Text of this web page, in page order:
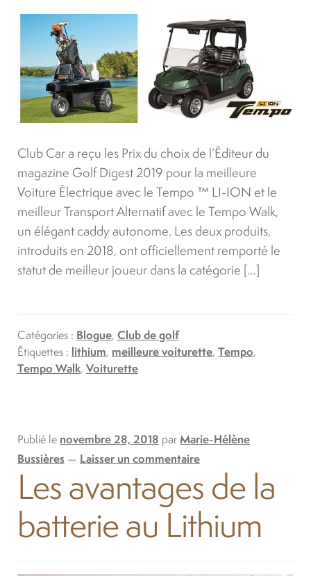
Quadriporteurs
English
Club Car a reçu les Prix du choix de l’Éditeur du
magazine Golf Digest 2019 pour la meilleure
Voiture Électrique avec le Tempo ™ LI-ION et le
meilleur Transport Alternatif avec le Tempo Walk,
un élégant caddy autonome. Les deux produits,
introduits en 2018, ont officiellement remporté le
statut de meilleur joueur dans la catégorie […]
Catégories : Blogue, Club de golf
Étiquettes : lithium, meilleure voiturette, Tempo,
Tempo Walk, Voiturette
Publié le novembre 28, 2018 parMarie-Hélène
Bussières — Laisser un commentaire
Les avantages de la
batterie au Lithium